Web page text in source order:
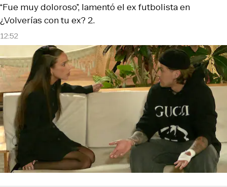
12:52
“Fue muy doloroso”, lamentó el ex futbolista en
¿Volverías con tu ex? 2.